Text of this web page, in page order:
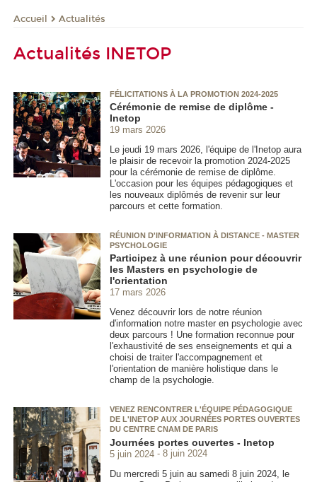
Accueil Actualités
Actualités INETOP
FÉLICITATIONS À LA PROMOTION 2024-2025
Cérémonie de remise de diplôme -
Inetop
19 mars 2026
Le jeudi 19 mars 2026, l'équipe de l'Inetop aura
le plaisir de recevoir la promotion 2024-2025
pour la cérémonie de remise de diplôme.
L'occasion pour les équipes pédagogiques et
les nouveaux diplômés de revenir sur leur
parcours et cette formation.
RÉUNION D'INFORMATION À DISTANCE - MASTER
PSYCHOLOGIE
Participez à une réunion pour découvrir
les Masters en psychologie de
l'orientation
17 mars 2026
Venez découvrir lors de notre réunion
d'information notre master en psychologie avec
deux parcours ! Une formation reconnue pour
l'exhaustivité de ses enseignements et qui a
choisi de traiter l'accompagnement et
l'orientation de manière holistique dans le
champ de la psychologie.
VENEZ RENCONTRER L'ÉQUIPE PÉDAGOGIQUE
DE L'INETOP AUX JOURNÉES PORTES OUVERTES
DU CENTRE CNAM DE PARIS
Journées portes ouvertes - Inetop
5 juin 2024
8 juin 2024
Du mercredi 5 juin au samedi 8 juin 2024, le